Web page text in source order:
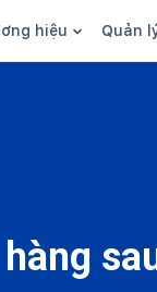
hiệu Quản
Tài chính